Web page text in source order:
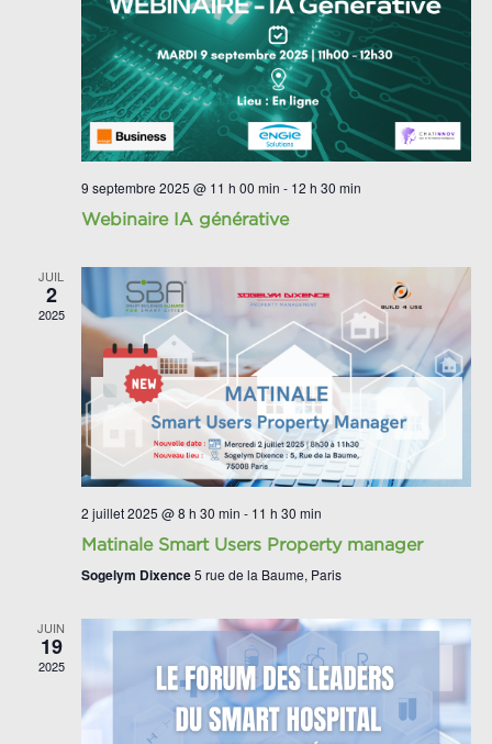
9 septembre 2025 @ 11 h 00 min - 12 h 30 min
Webinaire IA générative
JUIL
2
2025
2 juillet 2025 @ 8 h 30 min - 11 h 30 min
Matinale Smart Users Property manager
Sogelym Dixence5 rue de la Baume, Paris
JUIN
19
2025